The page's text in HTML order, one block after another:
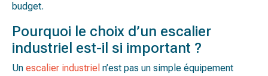
budget.
Pourquoi le choix d’un escalier
industriel est-il si important ?
Un escalier industriel n’est pas un simple équipement